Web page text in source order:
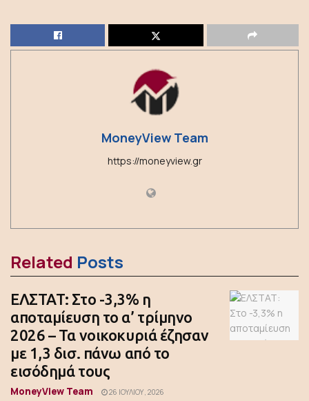
MoneyView Team
https://moneyview.gr
Related Posts
ΕΛΣΤΑΤ: Στο -3,3% η
αποταμίευση το α’ τρίμηνο
2026 – Τα νοικοκυριά έζησαν
με 1,3 δισ. πάνω από το
εισόδημά τους
MoneyView Team 26 ΙΟΥΛΊΟΥ, 2026